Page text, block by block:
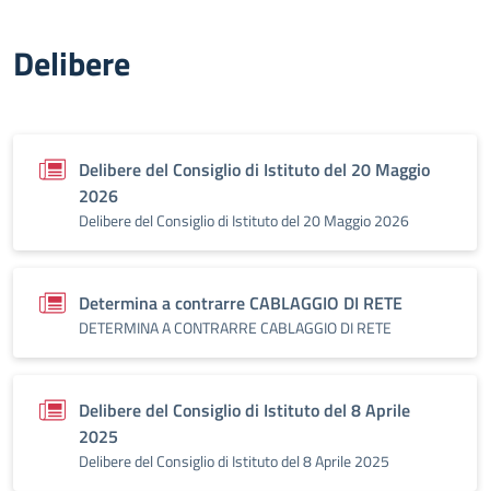
Delibere
Delibere del Consiglio di Istituto del 20 Maggio
2026
Delibere del Consiglio di Istituto del 20 Maggio 2026
Determina a contrarre CABLAGGIO DI RETE
DETERMINA A CONTRARRE CABLAGGIO DI RETE
Delibere del Consiglio di Istituto del 8 Aprile
2025
Delibere del Consiglio di Istituto del 8 Aprile 2025